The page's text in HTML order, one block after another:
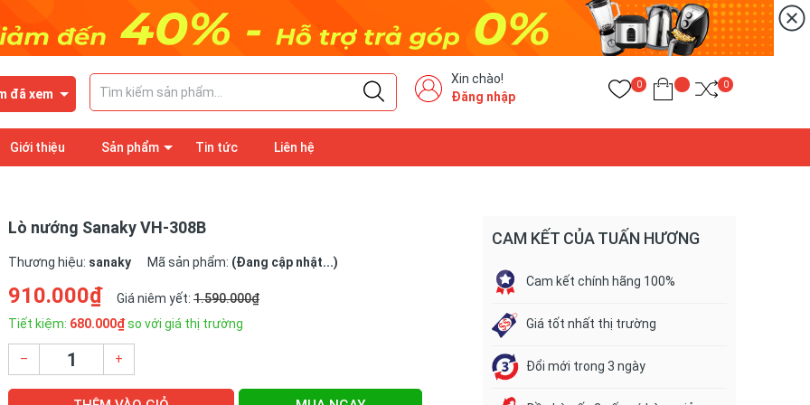
đã xem
Xin chào!
Đăng nhập
0 0
Giới thiệu Sản phẩm Tin tức Liên hệ
Lò nướng Sanaky VH-308B
Thương hiệu: sanaky Mã sản phẩm: (Đang cập nhật...)
910.000₫ Giá niêm yết: 1.590.000₫
Tiết kiệm: 680.000₫so với giá thị trường
– +
CAM KẾT CỦA TUẤN HƯƠNG
Cam kết chính hãng 100%
Giá tốt nhất thị trường
Đổi mới trong 3 ngày